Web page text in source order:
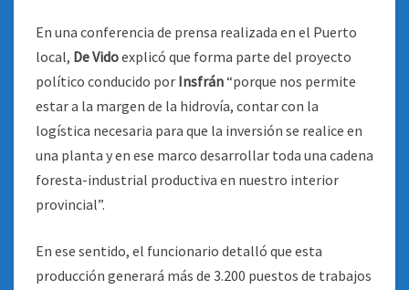
En una conferencia de prensa realizada en el Puerto
local, De Vidoexplicó que forma parte del proyecto
político conducido por Insfrán“porque nos permite
estar a la margen de la hidrovía, contar con la
logística necesaria para que la inversión se realice en
una planta y en ese marco desarrollar toda una cadena
foresta-industrial productiva en nuestro interior
provincial”.
En ese sentido, el funcionario detalló que esta
producción generará más de 3.200 puestos de trabajos